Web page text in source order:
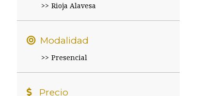
Rioja Alavesa
Modalidad
Presencial
Precio